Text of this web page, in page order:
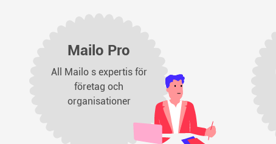
Mailo Pro
All Mailo s expertis för
företag och
organisationer